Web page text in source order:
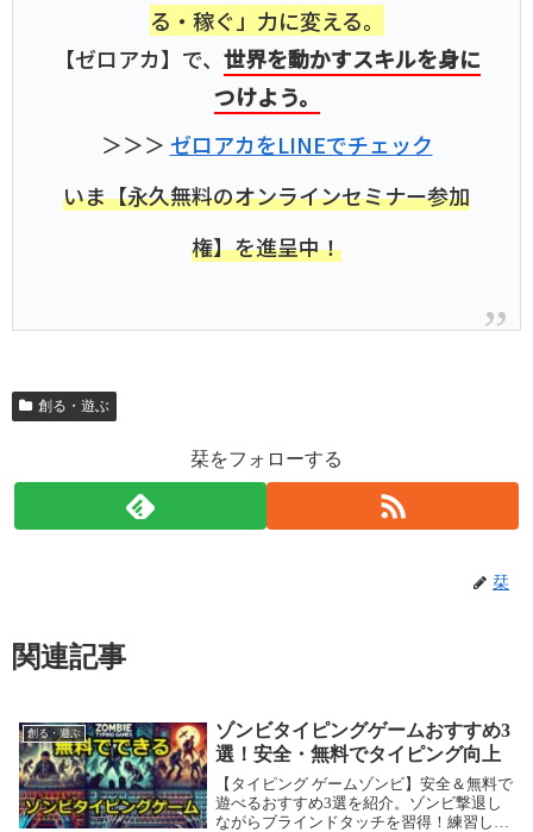
る・稼ぐ」力に変える。
【ゼロアカ】で、 世界を動かすスキルを身に
つけよう。
＞＞＞ ゼロアカをLINEでチェック
いま【永久無料のオンラインセミナー参加
権】を進呈中！
創る・遊ぶ
栞をフォローする
栞
関連記事
創る・遊ぶ
ゾンビタイピングゲームおすすめ3
選！安全・無料でタイピング向上
【タイピング ゲームゾンビ】安全＆無料で
遊べるおすすめ3選を紹介。ゾンビ撃退し
ながらブラインドタッチを習得！練習しな